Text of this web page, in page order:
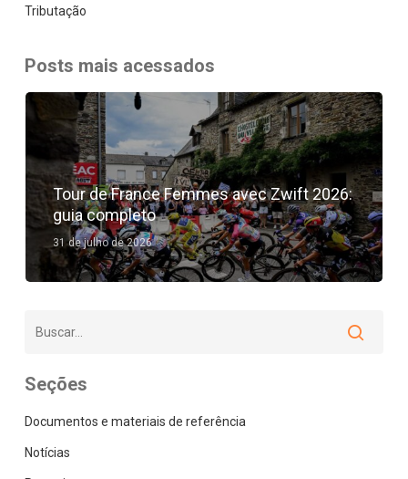
Tributação
Posts mais acessados
Tour de France Femmes avec Zwift 2026:
guia completo
31 de julho de 2026
Seções
Documentos e materiais de referência
Notícias